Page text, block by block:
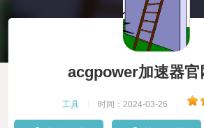
acgpower加速器官
工具 时间：2024-03-26